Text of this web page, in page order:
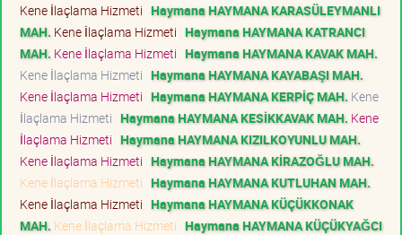
Kene İlaçlama Hizmeti Haymana HAYMANA KARASÜLEYMANLI
MAH. Kene İlaçlama Hizmeti Haymana HAYMANA KATRANCI
MAH. Kene İlaçlama Hizmeti Haymana HAYMANA KAVAK MAH.
Kene İlaçlama Hizmeti Haymana HAYMANA KAYABAŞI MAH.
Kene İlaçlama Hizmeti Haymana HAYMANA KERPİÇ MAH. Kene
İlaçlama Hizmeti Haymana HAYMANA KESİKKAVAK MAH. Kene
İlaçlama Hizmeti Haymana HAYMANA KIZILKOYUNLU MAH.
Kene İlaçlama Hizmeti Haymana HAYMANA KİRAZOĞLU MAH.
Kene İlaçlama Hizmeti Haymana HAYMANA KUTLUHAN MAH.
Kene İlaçlama Hizmeti Haymana HAYMANA KÜÇÜKKONAK
MAH. Kene İlaçlama Hizmeti Haymana HAYMANA KÜÇÜKYAĞCI